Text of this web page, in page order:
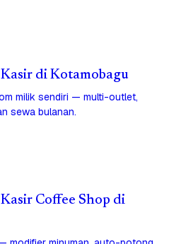
di Kotamobagu
milik sendiri — multi-outlet,
sewa bulanan.
Coffee Shop di